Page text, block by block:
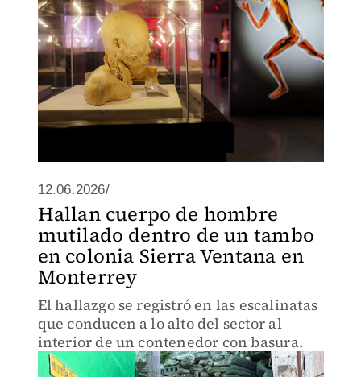
12.06.2026/
Hallan cuerpo de hombre
mutilado dentro de un tambo
en colonia Sierra Ventana en
Monterrey
El hallazgo se registró en las escalinatas
que conducen a lo alto del sector al
interior de un contenedor con basura.